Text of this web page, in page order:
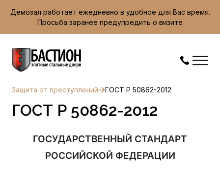
Демозал работает ежедневно в удобное для Вас время.
Просьба заранее предупредить о визите
Защита от преступлений ГОСТ Р 50862-2012
ГОСТ Р 50862-2012
ГОСУДАРСТВЕННЫЙ СТАНДАРТ
РОССИЙСКОЙ ФЕДЕРАЦИИ